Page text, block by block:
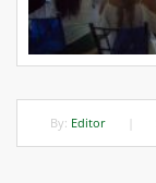
By: Editor